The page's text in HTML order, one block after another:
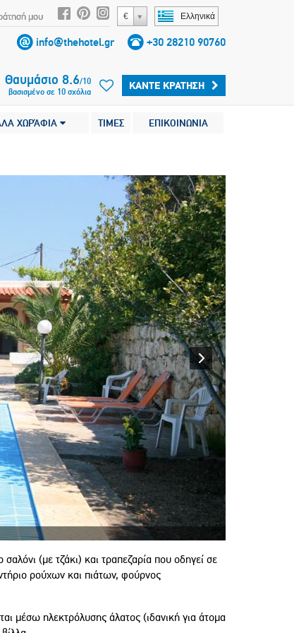
Ελληνικά
€
μου
info@thehotel.gr +30 28210 90760
ΚΆΝΤΕ ΚΡΆΤΗΣΗ
Θαυμάσιο 8.6/10
βασισμένο σε 10 σχόλια
ΧΩΡΆΦΙΑ ΤΙΜΕΣ ΕΠΙΚΟΙΝΩΝΙΑ
(με τζάκι) και τραπεζαρία που οδηγεί σε
ρούχων και πιάτων, φούρνος
μέσω ηλεκτρόλυσης άλατος (ιδανική για άτομα